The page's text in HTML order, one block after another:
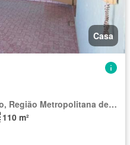
Casa
Região Imediata de São Paulo, Região Metropolitana de São Paulo
110 m²